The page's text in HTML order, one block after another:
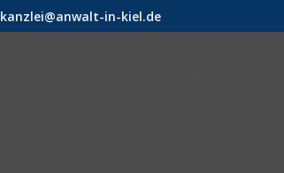
kanzlei@anwalt-in-kiel.de